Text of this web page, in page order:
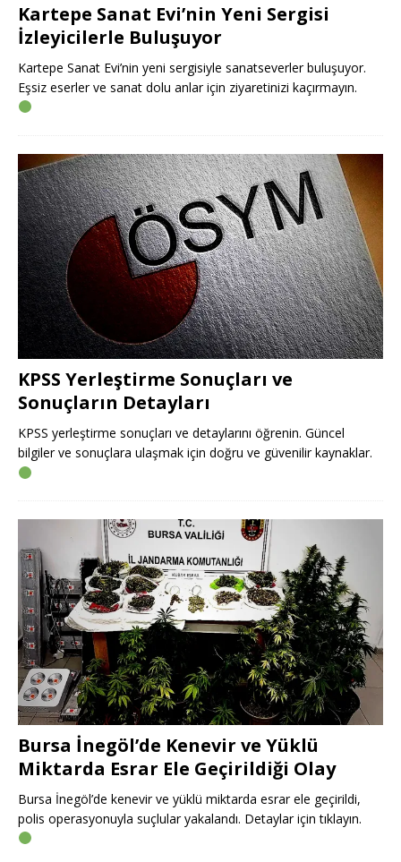
Kartepe Sanat Evi’nin Yeni Sergisi
İzleyicilerle Buluşuyor
Kartepe Sanat Evi’nin yeni sergisiyle sanatseverler buluşuyor.
Eşsiz eserler ve sanat dolu anlar için ziyaretinizi kaçırmayın.
KPSS Yerleştirme Sonuçları ve
Sonuçların Detayları
KPSS yerleştirme sonuçları ve detaylarını öğrenin. Güncel
bilgiler ve sonuçlara ulaşmak için doğru ve güvenilir kaynaklar.
Bursa İnegöl’de Kenevir ve Yüklü
Miktarda Esrar Ele Geçirildiği Olay
Bursa İnegöl’de kenevir ve yüklü miktarda esrar ele geçirildi,
polis operasyonuyla suçlular yakalandı. Detaylar için tıklayın.